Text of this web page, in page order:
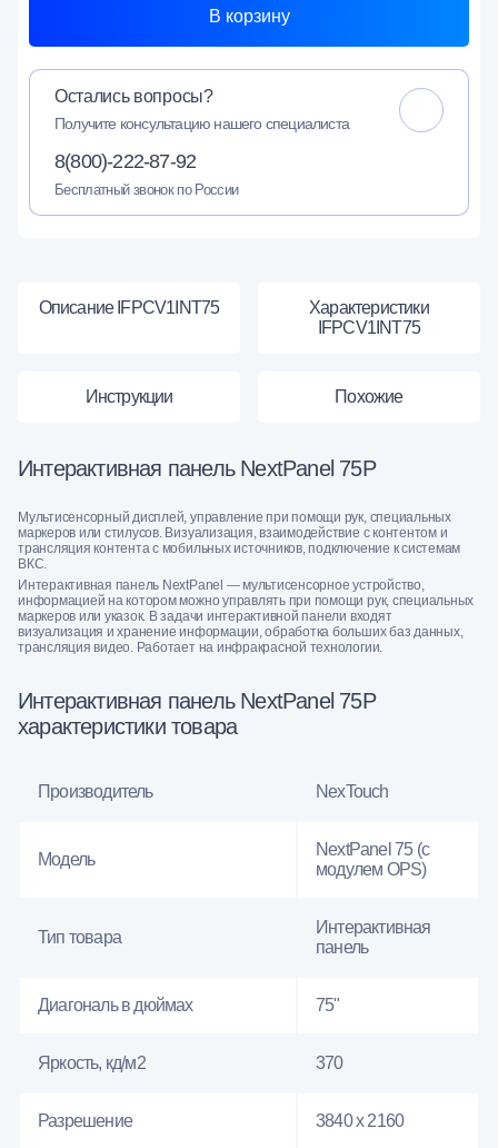
В корзину
Остались вопросы?
Получите консультацию нашего специалиста
8(800)-222-87-92
Бесплатный звонок по России
Описание IFPCV1INT75
Характеристики
IFPCV1INT75
Инструкции Похожие
Интерактивная панель NextPanel 75P
Мультисенсорный дисплей, управление при помощи рук, специальных
маркеров или стилусов. Визуализация, взаимодействие с контентом и
трансляция контента с мобильных источников, подключение к системам
ВКС.
Интерактивная панель NextPanel — мультисенсорное устройство,
информацией на котором можно управлять при помощи рук, специальных
маркеров или указок. В задачи интерактивной панели входят
визуализация и хранение информации, обработка больших баз данных,
трансляция видео. Работает на инфракрасной технологии.
Интерактивная панель NextPanel 75P
характеристики товара
Производитель NexTouch
Модель
NextPanel 75 (с
модулем OPS)
Тип товара
Интерактивная
панель
Диагональ в дюймах 75"
Яркость, кд/м2 370
Разрешение 3840 x 2160